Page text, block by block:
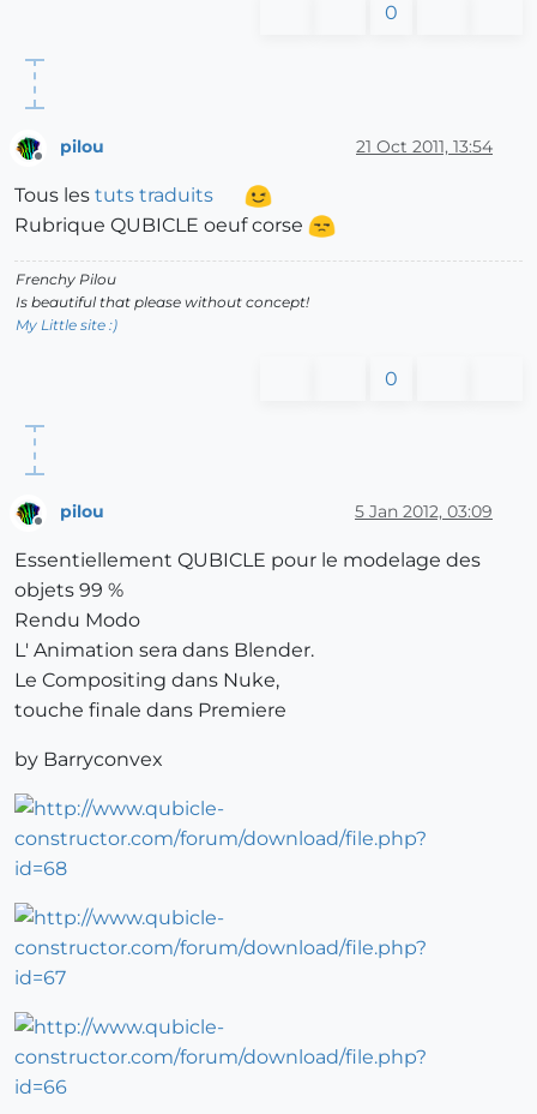
0
Offline
pilou 21 Oct 2011, 13:54
Tous les tuts traduits
Rubrique QUBICLE oeuf corse
Frenchy Pilou
Is beautiful that please without concept!
My Little site :)
0
pilou 5 Jan 2012, 03:09
Essentiellement QUBICLE pour le modelage des
objets 99 %
Rendu Modo
L' Animation sera dans Blender.
Le Compositing dans Nuke,
touche finale dans Premiere
by Barryconvex